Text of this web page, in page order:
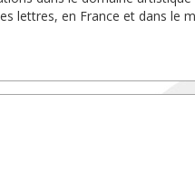
lettres, en France et dans le